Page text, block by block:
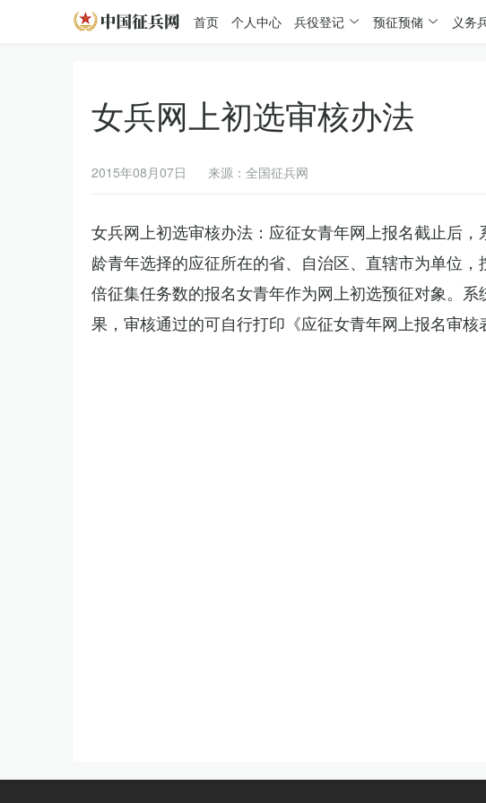
首页 个人中心 兵役登记 预征预储 义务
女兵网上初选审核办法
2015年08月07日 来源：全国征兵网
女兵网上初选审核办法：应征女青年网上报名截止后
龄青年选择的应征所在的省、自治区、直辖市为单位
倍征集任务数的报名女青年作为网上初选预征对象。
果，审核通过的可自行打印《应征女青年网上报名审核